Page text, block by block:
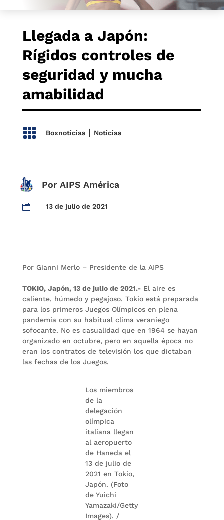
Llegada a Japón:
Rígidos controles de
seguridad y mucha
amabilidad
 Boxnoticias| Noticias
Por AIPS América
 13 de julio de 2021
Por Gianni Merlo – Presidente de la AIPS
TOKIO, Japón, 13 de julio de 2021.-El aire es
caliente, húmedo y pegajoso. Tokio está preparada
para los primeros Juegos Olímpicos en plena
pandemia con su habitual clima veraniego
sofocante. No es casualidad que en 1964 se hayan
organizado en octubre, pero en aquella época no
eran los contratos de televisión los que dictaban
las fechas de los Juegos.
Los miembros
de la
delegación
olímpica
italiana llegan
al aeropuerto
de Haneda el
13 de julio de
2021 en Tokio,
Japón. (Foto
de Yuichi
Yamazaki/Getty
Images). /